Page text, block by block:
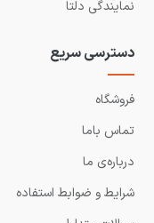
نمایندگی دلتا
دسترسی سریع
فروشگاه
تماس باما
درباره‌ی ما
شرایط و ضوابط استفاده